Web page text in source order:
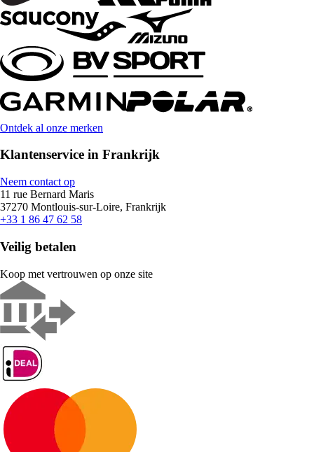
Ontdek al onze merken
Klantenservice in Frankrijk
Neem contact op
11 rue Bernard Maris
37270 Montlouis-sur-Loire, Frankrijk
+33 1 86 47 62 58
Veilig betalen
Koop met vertrouwen op onze site